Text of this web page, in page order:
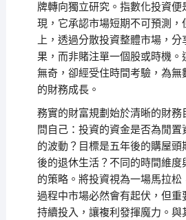
牌轉向獨立研究。指數化投資便
現，它承認市場短期不可預測，
上，透過分散投資整體市場，分
果，而非賭注單一個股或時機。
無奇，卻經受住時間考驗，為無
的財務成長。
務實的財富規劃始於清晰的財務
問自己：投資的資金是否為閒
的波動？目標是五年後的購屋頭
後的退休生活？不同的時間維度
的策略。將投資視為一場馬拉松
過程中市場必然會有起伏，但重
持續投入，讓複利發揮魔力。與